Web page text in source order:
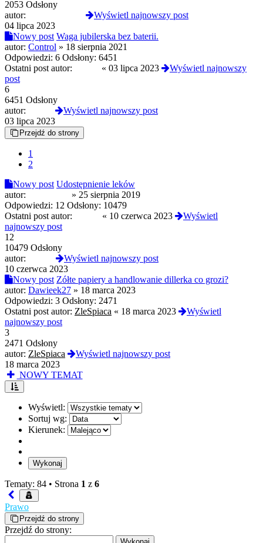
2053 Odsłony
autor:
Wyświetl najnowszy post
04 lipca 2023
Nowy post Waga jubilerska bez baterii.
autor: Control » 18 sierpnia 2021
Odpowiedzi: 6 Odsłony: 6451
Ostatni post autor:
« 03 lipca 2023
Wyświetl najnowszy
post
6
6451 Odsłony
autor:
Wyświetl najnowszy post
03 lipca 2023
Przejdź do strony
1
2
Nowy post Udostępnienie leków
autor:
» 25 sierpnia 2019
Odpowiedzi: 12 Odsłony: 10479
Ostatni post autor:
« 10 czerwca 2023
Wyświetl
najnowszy post
12
10479 Odsłony
autor:
Wyświetl najnowszy post
10 czerwca 2023
Nowy post Zółte papiery a handlowanie dillerka co grozi?
autor: Dawieek27 » 18 marca 2023
Odpowiedzi: 3 Odsłony: 2471
Ostatni post autor: ZleSpiaca « 18 marca 2023
Wyświetl
najnowszy post
3
2471 Odsłony
autor: ZleSpiaca
Wyświetl najnowszy post
18 marca 2023
NOWY TEMAT
Wyświetl:
Sortuj wg:
Kierunek:
Tematy: 84 • Strona 1 z 6
Prawo
Przejdź do strony
Przejdź do strony: